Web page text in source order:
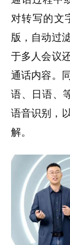
对转写的文
版，自动过
于多人会议
通话内容。
语、日语、
语音识别，
解。